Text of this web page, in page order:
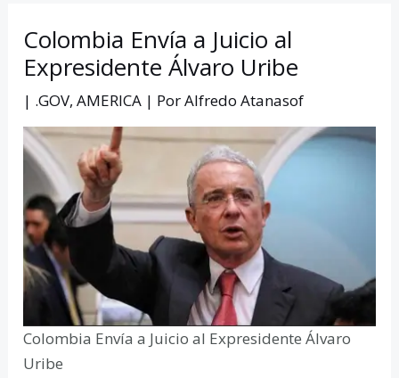
Colombia Envía a Juicio al
Expresidente Álvaro Uribe
| .GOV,AMERICA | PorAlfredo Atanasof
Colombia Envía a Juicio al Expresidente Álvaro
Uribe